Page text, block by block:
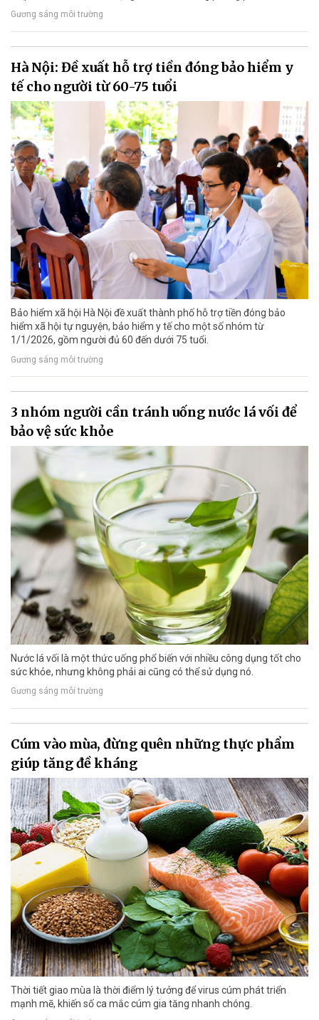
Gương sáng môi trường
Hà Nội: Đề xuất hỗ trợ tiền đóng bảo hiểm y
tế cho người từ 60-75 tuổi
Bảo hiểm xã hội Hà Nội đề xuất thành phố hỗ trợ tiền đóng bảo
hiểm xã hội tự nguyện, bảo hiểm y tế cho một số nhóm từ
1/1/2026, gồm người đủ 60 đến dưới 75 tuổi.
Gương sáng môi trường
3 nhóm người cần tránh uống nước lá vối để
bảo vệ sức khỏe
Nước lá vối là một thức uống phổ biến với nhiều công dụng tốt cho
sức khỏe, nhưng không phải ai cũng có thể sử dụng nó.
Gương sáng môi trường
Cúm vào mùa, đừng quên những thực phẩm
giúp tăng đề kháng
Thời tiết giao mùa là thời điểm lý tưởng để virus cúm phát triển
mạnh mẽ, khiến số ca mắc cúm gia tăng nhanh chóng.